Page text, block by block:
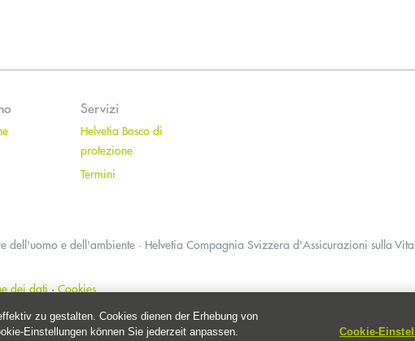
Servizi
Helvetia Bosco di
protezione
Termini
dell'uomo e dell'ambiente · Helvetia Compagnia Svizzera d'Assicurazioni sulla Vita
dei dati · Cookies
zu gestalten. Cookies dienen der Erhebung von
Einstellungen können Sie jederzeit anpassen.
Cookie-